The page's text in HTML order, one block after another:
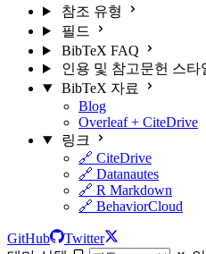
참조 유형
필드
BibTeX FAQ
인용 및 참고문헌 스타
BibTeX 자료
Blog
Overleaf + CiteDrive
링크
🔗 CiteDrive
🔗 Datanautes
🔗 R Markdown
🔗 BehaviorCloud
GitHub
Twitter